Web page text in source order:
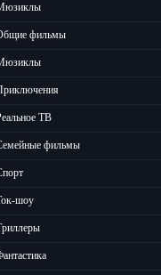
фильмы
ТВ
фильмы
шоу